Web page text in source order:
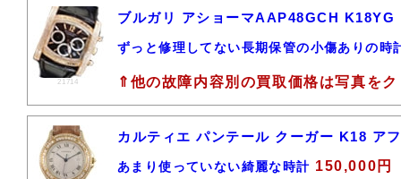
21714
ブルガリ アショーマAAP48GCH K18YG
ずっと修理してない長期保管の小傷ありの時
⇑他の故障内容別の買取価格は写真を
カルティエ パンテール クーガー K18 ア
あまり使っていない綺麗な時計 150,000円